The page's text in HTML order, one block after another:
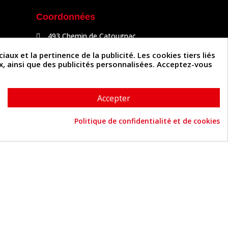
Coordonnées
493 Chemin de Catougnac
05 63 34 51 88
contact@cuirenstock.com
et la pertinence de la publicité. Les cookies tiers liés
que des publicités personnalisées. Acceptez-vous
Accepter
Politique de confidentialité et de cookies